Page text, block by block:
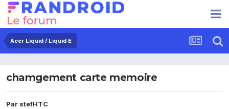
Acer Liquid / Liquid E
chamgement carte memoire
Par stefHTC